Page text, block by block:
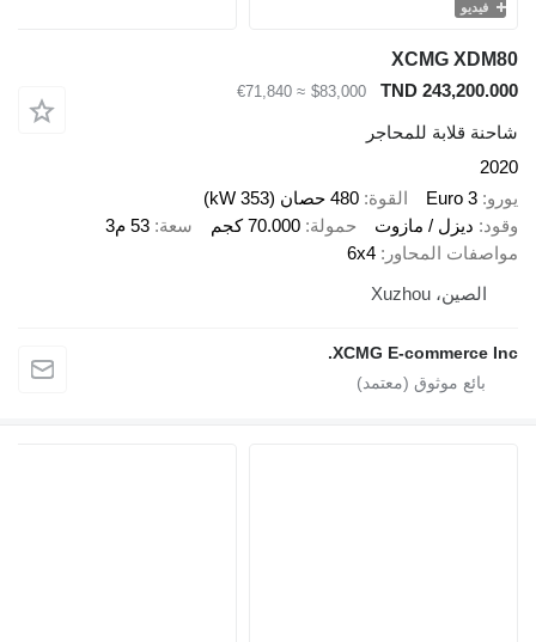
XCMG
TND
$83,000
≈ €71,840
للمحاجر
Euro 3 القوة
480 حصان (353 kW)
ديزل / مازوت
حمولة 70.000 كجم سعة
53 م3
المحاور
6x4
XCMG E-